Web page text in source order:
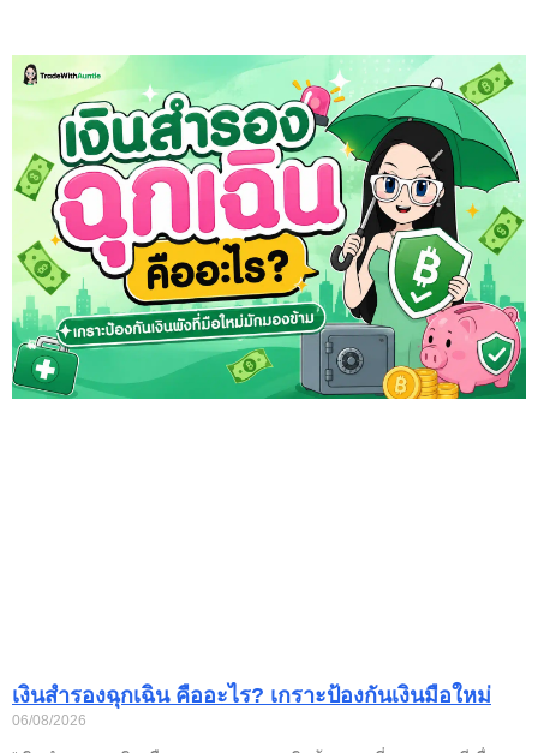
เงินสำรองฉุกเฉิน คืออะไร? เกราะป้องกันเงินมือใหม่
06/08/2026